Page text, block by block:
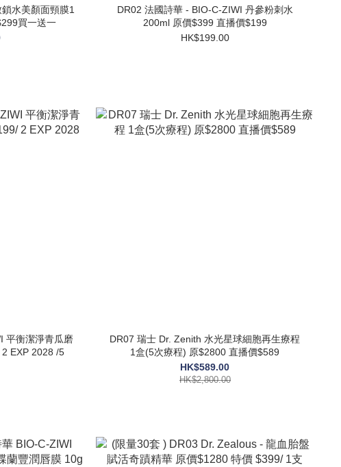
買一送一
DR02 法國詩華 - BIO-C-ZIWI 丹參粉刺水
200ml 原價$399 直播價$199
HK$199.00
平衡潔淨青瓜磨
砂膏 500ml $138/ 1 $199/ 2 EXP 2028 /5
DR07 瑞士 Dr. Zenith 水光星球細胞再生療程
1盒(5次療程) 原$2800 直播價$589
HK$589.00
HK$2,800.00